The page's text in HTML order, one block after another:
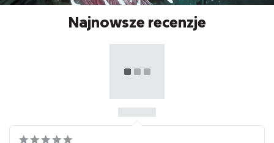
Najnowsze recenzje